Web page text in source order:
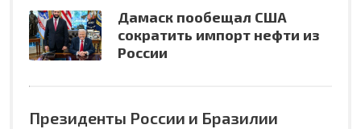
Дамаск пообещал США
сократить импорт нефти из
России
Президенты России и Бразилии